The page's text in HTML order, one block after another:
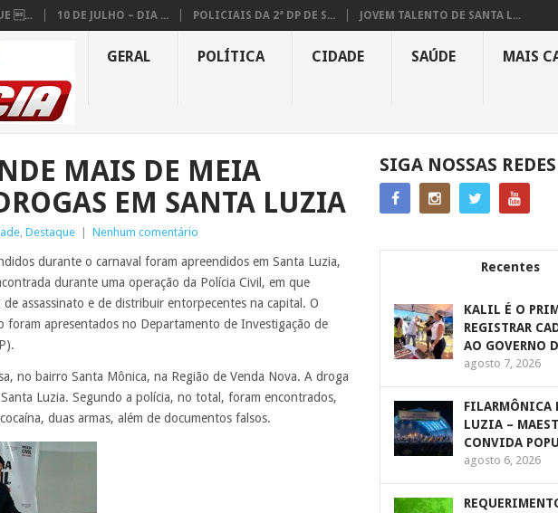
... 10 DE JULHO – DIA ... POLICIAIS DA 2ª DP DE S... JOVEM TALENTO DE SANTA L...
GERAL POLÍTICA CIDADE SAÚDE MAIS
MAIS DE MEIA
EM SANTA LUZIA
, Destaque Nenhum comentário
durante o carnaval foram apreendidos em Santa Luzia,
durante uma operação da Polícia Civil, em que
assassinato e de distribuir entorpecentes na capital. O
foram apresentados no Departamento de Investigação de
no bairro Santa Mônica, na Região de Venda Nova. A droga
Luzia. Segundo a polícia, no total, foram encontrados,
duas armas, além de documentos falsos.
SIGA NOSSAS
Recentes
KALIL É O
REGISTRAR
AO GOVERNO
agosto 7, 2026
FILARMÔNICA
LUZIA –
CONVIDA
agosto 6, 2026